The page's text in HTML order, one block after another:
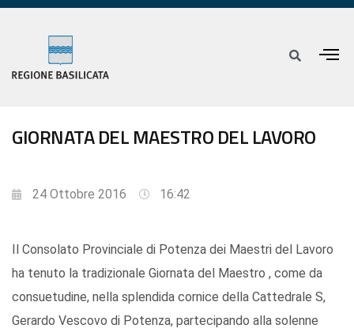
GIORNATA DEL MAESTRO DEL LAVORO
24 Ottobre 2016 16:42
Il Consolato Provinciale di Potenza dei Maestri del Lavoro
ha tenuto la tradizionale Giornata del Maestro , come da
consuetudine, nella splendida cornice della Cattedrale S,
Gerardo Vescovo di Potenza, partecipando alla solenne